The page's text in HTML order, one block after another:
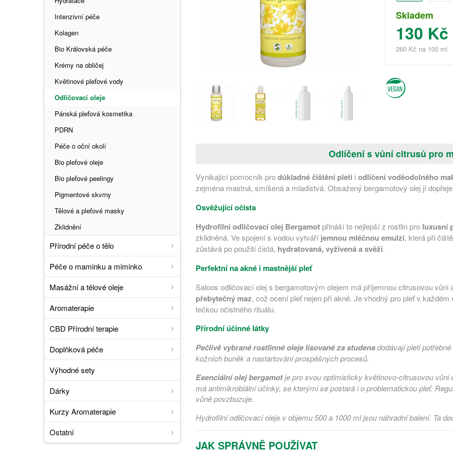
Intenzivní péče
Kolagen
Bio Královská péče
Krémy na obličej
Květinové pleťové vody
Odličovací oleje
Pánská pleťová kosmetika
PDRN
Péče o oční okolí
Bio pleťové oleje
Bio pleťové peelingy
Pigmentové skvrny
Tělové a pleťové masky
Zklidnění
Přírodní péče o tělo
Péče o maminku a miminko
Masážní a tělové oleje
Aromaterapie
CBD Přírodní terapie
Doplňková péče
Výhodné sety
Dárky
Kurzy Aromaterapie
Ostatní
Skladem
130 Kč
260 Kč na 100 ml
Odlíčení s vůní citrusů pro
Vynikající pomocník prodůkladné čištění pleti iodlíčení voděodolného
zejména mastná, smíšená a mladistvá. Obsažený bergamotový olej jí
Osvěžující očista
Hydrofilní odličovací olej Bergamot přináší to nejlepší z rostlin pro luxusní
zklidněná. Ve spojení s vodou vytváří jemnou mléčnou emulzi, která při
zůstává po použití čistá, hydratovaná, vyživená a svěží.
Perfektní na akné i mastnější pleť
Saloos odličovací olej s bergamotovým olejem má příjemnou citrusovou
přebytečný maz, což ocení pleť nejen při akné. Je vhodný pro pleť v
tečkou očistného rituálu.
Přírodní účinné látky
Pečlivě vybrané rostlinné oleje lisované za studenadodávají pleti
kožních buněk a nastartování prospěšných procesů.
Esenciální olej bergamotje pro svou optimisticky květinovo-citrusovou
má antimikrobiální účinky, se kterými se postará i o problematickou pleť.
vůně povzbuzuje.
Hydrofilní odličovací oleje v objemu 500 a 1000 ml jsou náhradní balení. Ta
JAK SPRÁVNĚ POUŽÍVAT